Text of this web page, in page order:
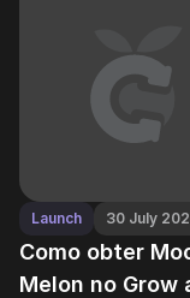
Launch 30 July
Como obter
Melon no Grow